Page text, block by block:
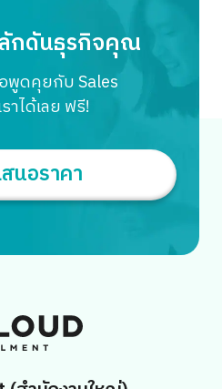
กไม่มีระบบจัดการที่ดีเข้าไปช่วย
าไม่เพียงพอ หรือเก็บสินค้าที่ไม่
ได้ MyCloud มีการจัดการ
ลักดันธุรกิจคุณ
พูดคุยกับ Sales
าได้เลย ฟรี!
สนอราคา